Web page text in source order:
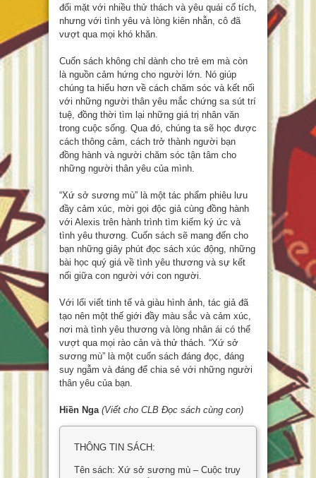
đối mặt với nhiều thử thách và yêu quái cổ tích,
nhưng với tình yêu và lòng kiên nhẫn, cô đã
vượt qua mọi khó khăn.
Cuốn sách không chỉ dành cho trẻ em mà còn
là nguồn cảm hứng cho người lớn. Nó giúp
chúng ta hiểu hơn về cách chăm sóc và kết nối
với những người thân yêu mắc chứng sa sút trí
tuệ, đồng thời tìm lại những giá trị nhân văn
trong cuộc sống. Qua đó, chúng ta sẽ học được
cách thông cảm, cách trở thành người bạn
đồng hành và người chăm sóc tận tâm cho
những người thân yêu của mình.
“Xứ sở sương mù” là một tác phẩm phiêu lưu
đầy cảm xúc, mời gọi độc giả cùng đồng hành
với Alexis trên hành trình tìm kiếm ký ức và
tình yêu thương. Cuốn sách sẽ mang đến cho
bạn những giây phút đọc sách xúc động, những
bài học quý giá về tình yêu thương và sự kết
nối giữa con người với con người.
Với lối viết tinh tế và giàu hình ảnh, tác giả đã
tạo nên một thế giới đầy màu sắc và cảm xúc,
nơi mà tình yêu thương và lòng nhân ái có thể
vượt qua mọi rào cản và thử thách. “Xứ sở
sương mù” là một cuốn sách đáng đọc, đáng
suy ngẫm và đáng để chia sẻ với những người
thân yêu của bạn.
Hiền Nga (Viết cho CLB Đọc sách cùng con)
THÔNG TIN SÁCH:
Tên sách: Xứ sở sương mù – Cuộc truy